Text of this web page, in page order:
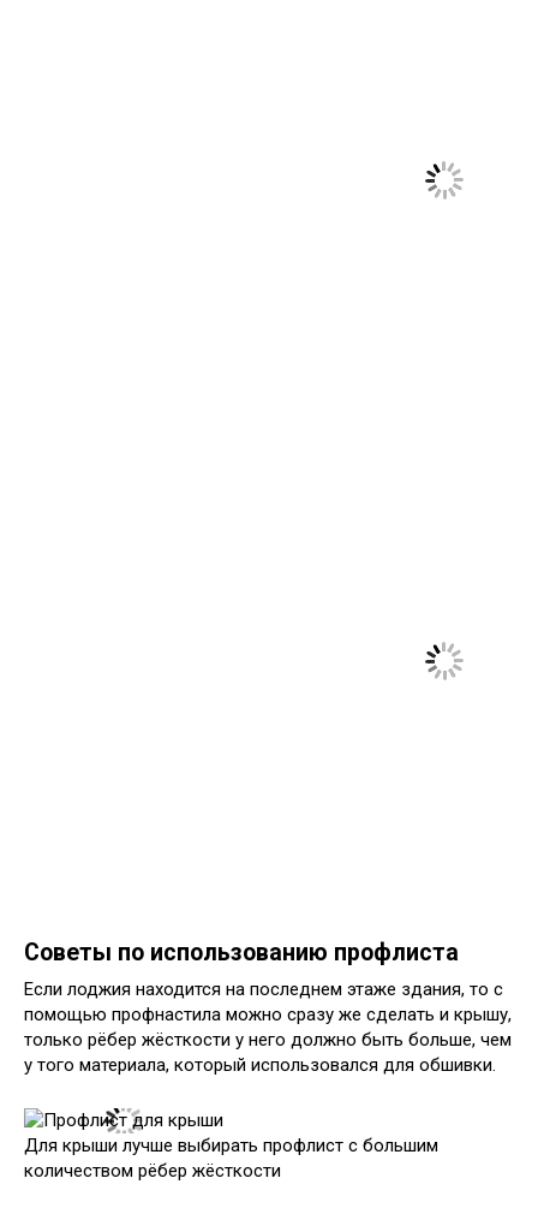
Советы по использованию профлиста
Если лоджия находится на последнем этаже здания, то с
помощью профнастила можно сразу же сделать и крышу,
только рёбер жёсткости у него должно быть больше, чем
у того материала, который использовался для обшивки.
Для крыши лучше выбирать профлист с большим
количеством рёбер жёсткости